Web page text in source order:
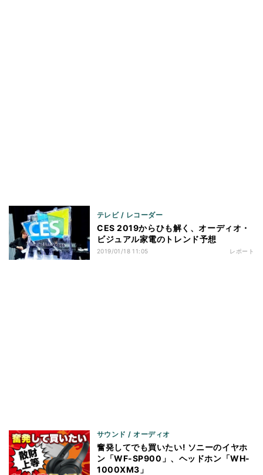
テレビ / レコーダー
CES 2019からひも解く、オーディオ・
ビジュアル家電のトレンド予想
2019/01/18 11:05 レポート
サウンド / オーディオ
奮発してでも買いたい! ソニーのイヤホ
ン「WF-SP900」、ヘッドホン「WH-
1000XM3」